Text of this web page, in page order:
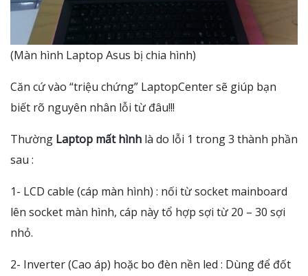
(Màn hình Laptop Asus bị chia hình)
Căn cứ vào “triệu chứng” LaptopCenter sẽ giúp bạn
biết rõ nguyên nhân lỗi từ đâu!!!
Thường Laptop mất hình là do lỗi 1 trong 3 thành phần
sau :
1- LCD cable (cáp màn hình) : nối từ socket mainboard
lên socket màn hình, cáp này tổ hợp sợi từ 20 – 30 sợi
nhỏ.
2- Inverter (Cao áp) hoặc bo đèn nền led : Dùng để đốt